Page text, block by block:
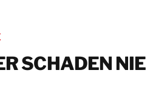
SCHADEN NIE